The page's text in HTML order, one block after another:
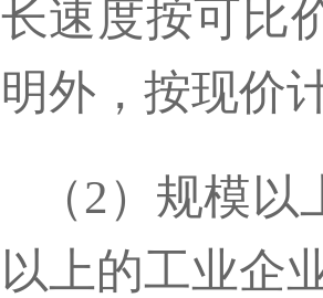
长速度按可比
明外，按现价
（2）规模以
以上的工业企